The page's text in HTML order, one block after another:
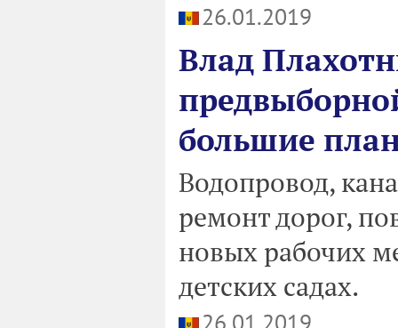
26.01.2019
Влад
большие
Водопровод,
ремонт дорог,
новых рабочих
детских садах.